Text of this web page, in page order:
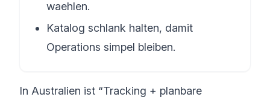
waehlen.
Katalog schlank halten, damit
Operations simpel bleiben.
In Australien ist “Tracking + planbare